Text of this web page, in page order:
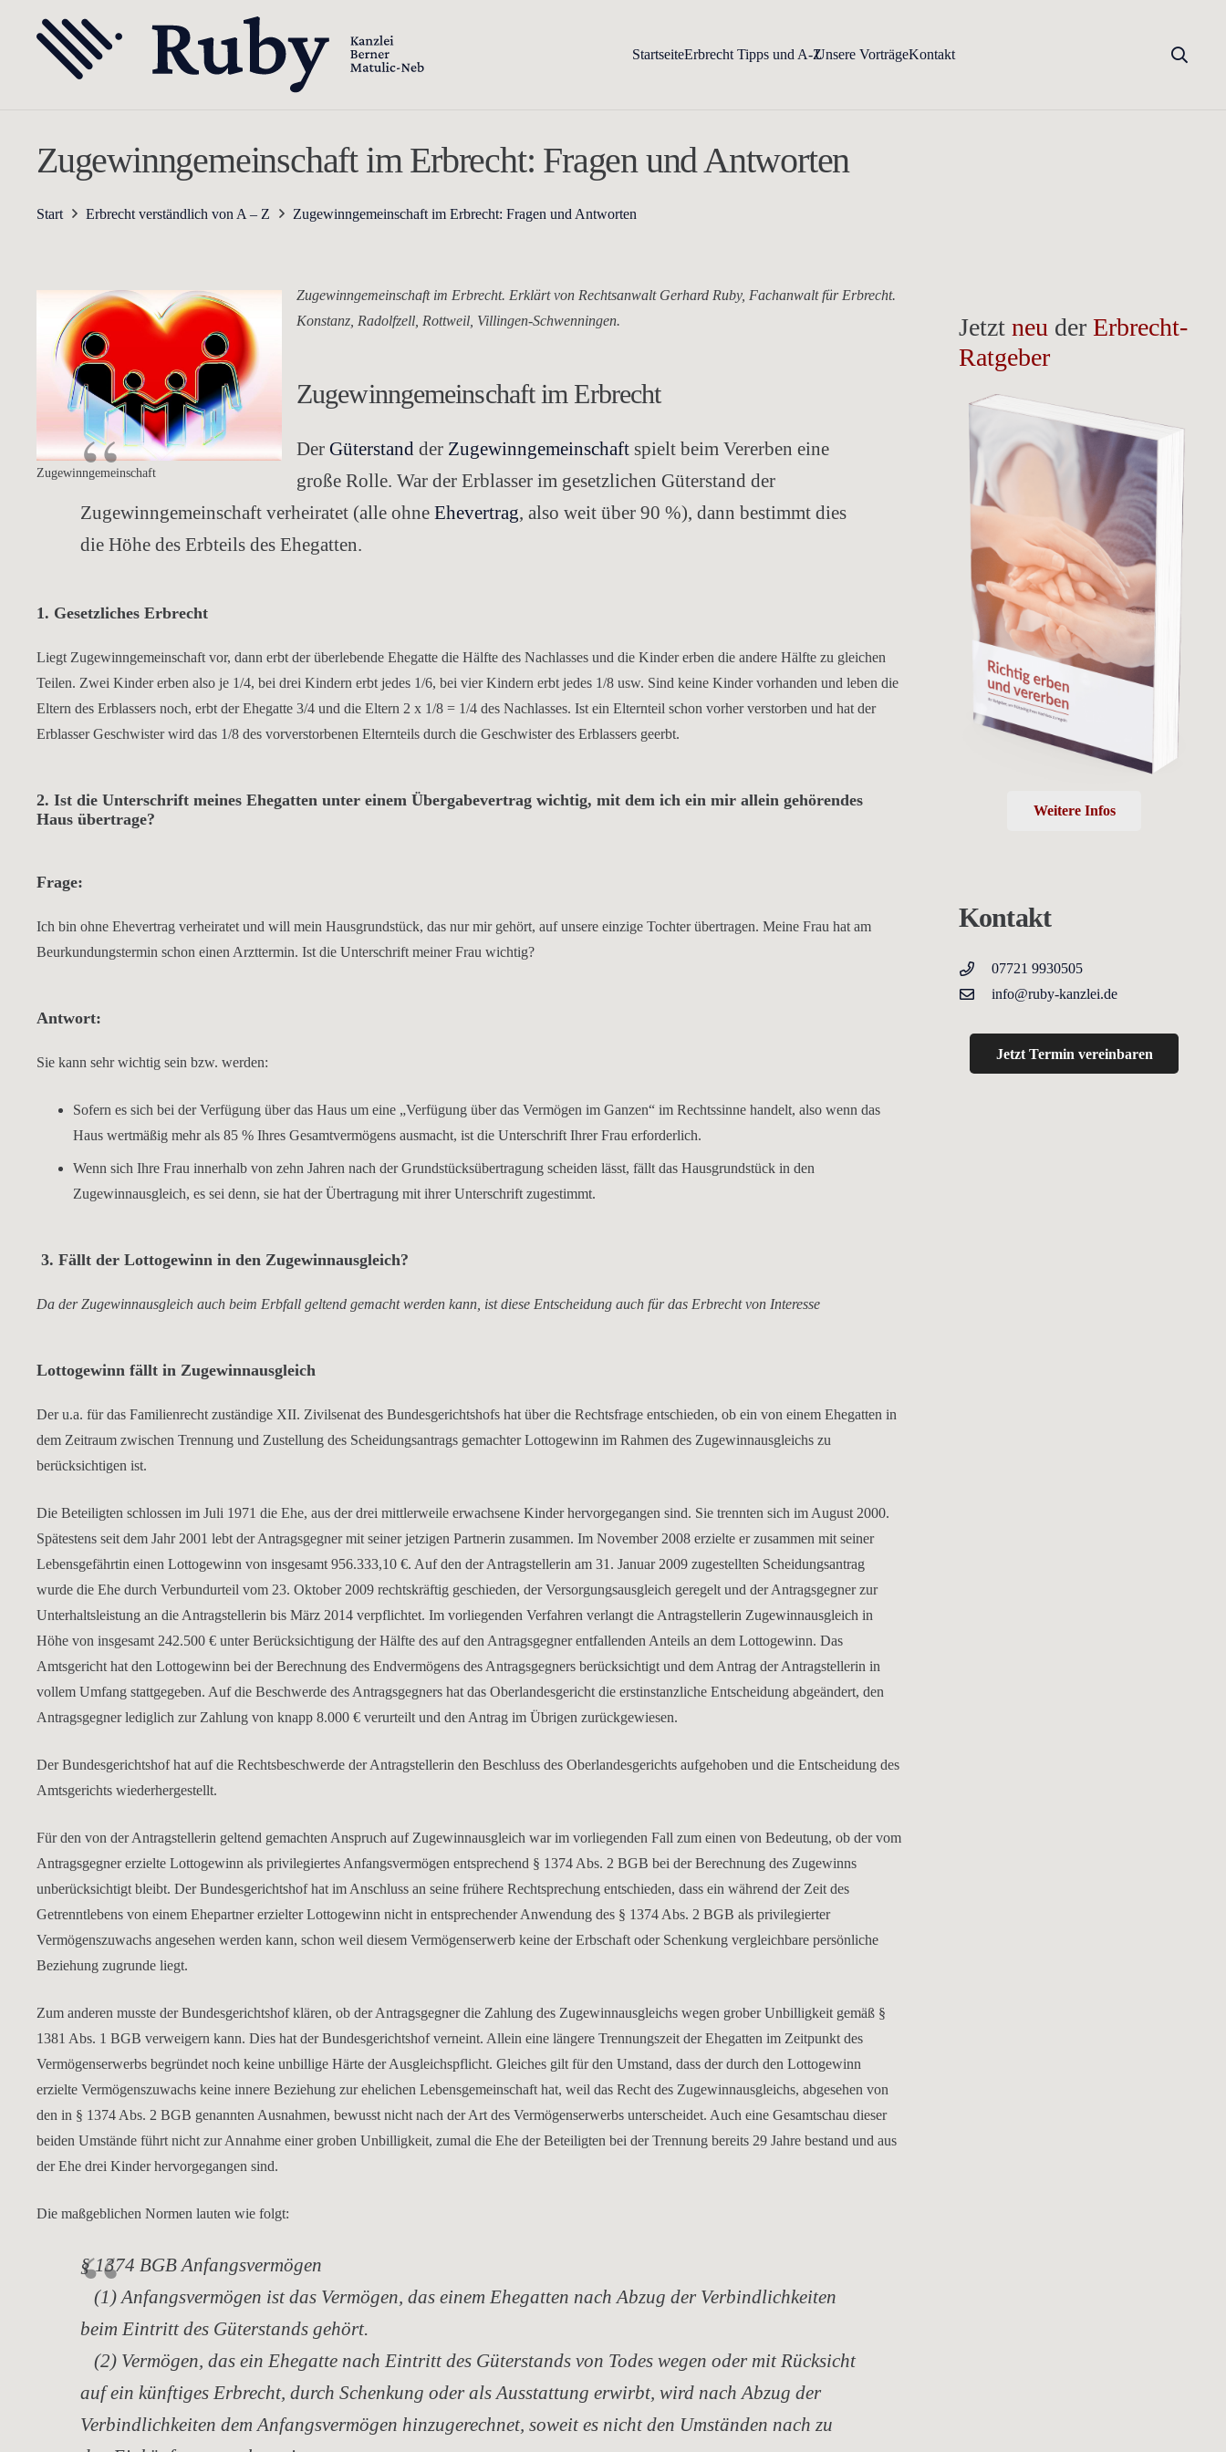
StartseiteErbrecht Tipps und A-ZUnsere VorträgeKontakt
Zugewinngemeinschaft im Erbrecht: Fragen und Antworten
Start Erbrecht verständlich von A – Z Zugewinngemeinschaft im Erbrecht: Fragen und Antworten
Zugewinngemeinschaft
Zugewinngemeinschaft im Erbrecht. Erklärt von Rechtsanwalt Gerhard Ruby, Fachanwalt für Erbrecht.
Konstanz, Radolfzell, Rottweil, Villingen-Schwenningen.
Zugewinngemeinschaft im Erbrecht
Der Güterstand der Zugewinngemeinschaft spielt beim Vererben eine
große Rolle. War der Erblasser im gesetzlichen Güterstand der
Zugewinngemeinschaft verheiratet (alle ohne Ehevertrag, also weit über 90 %), dann bestimmt dies
die Höhe des Erbteils des Ehegatten.
1. Gesetzliches Erbrecht
Liegt Zugewinngemeinschaft vor, dann erbt der überlebende Ehegatte die Hälfte des Nachlasses und die Kinder erben die andere Hälfte zu gleichen
Teilen. Zwei Kinder erben also je 1/4, bei drei Kindern erbt jedes 1/6, bei vier Kindern erbt jedes 1/8 usw. Sind keine Kinder vorhanden und leben die
Eltern des Erblassers noch, erbt der Ehegatte 3/4 und die Eltern 2 x 1/8 = 1/4 des Nachlasses. Ist ein Elternteil schon vorher verstorben und hat der
Erblasser Geschwister wird das 1/8 des vorverstorbenen Elternteils durch die Geschwister des Erblassers geerbt.
2. Ist die Unterschrift meines Ehegatten unter einem Übergabevertrag wichtig, mit dem ich ein mir allein gehörendes
Haus übertrage?
Frage:
Ich bin ohne Ehevertrag verheiratet und will mein Hausgrundstück, das nur mir gehört, auf unsere einzige Tochter übertragen. Meine Frau hat am
Beurkundungstermin schon einen Arzttermin. Ist die Unterschrift meiner Frau wichtig?
Antwort:
Sie kann sehr wichtig sein bzw. werden:
Sofern es sich bei der Verfügung über das Haus um eine „Verfügung über das Vermögen im Ganzen“ im Rechtssinne handelt, also wenn das
Haus wertmäßig mehr als 85 % Ihres Gesamtvermögens ausmacht, ist die Unterschrift Ihrer Frau erforderlich.
Wenn sich Ihre Frau innerhalb von zehn Jahren nach der Grundstücksübertragung scheiden lässt, fällt das Hausgrundstück in den
Zugewinnausgleich, es sei denn, sie hat der Übertragung mit ihrer Unterschrift zugestimmt.
3. Fällt der Lottogewinn in den Zugewinnausgleich?
Da der Zugewinnausgleich auch beim Erbfall geltend gemacht werden kann, ist diese Entscheidung auch für das Erbrecht von Interesse
Lottogewinn fällt in Zugewinnausgleich
Der u.a. für das Familienrecht zuständige XII. Zivilsenat des Bundesgerichtshofs hat über die Rechtsfrage entschieden, ob ein von einem Ehegatten in
dem Zeitraum zwischen Trennung und Zustellung des Scheidungsantrags gemachter Lottogewinn im Rahmen des Zugewinnausgleichs zu
berücksichtigen ist.
Die Beteiligten schlossen im Juli 1971 die Ehe, aus der drei mittlerweile erwachsene Kinder hervorgegangen sind. Sie trennten sich im August 2000.
Spätestens seit dem Jahr 2001 lebt der Antragsgegner mit seiner jetzigen Partnerin zusammen. Im November 2008 erzielte er zusammen mit seiner
Lebensgefährtin einen Lottogewinn von insgesamt 956.333,10 €. Auf den der Antragstellerin am 31. Januar 2009 zugestellten Scheidungsantrag
wurde die Ehe durch Verbundurteil vom 23. Oktober 2009 rechtskräftig geschieden, der Versorgungsausgleich geregelt und der Antragsgegner zur
Unterhaltsleistung an die Antragstellerin bis März 2014 verpflichtet. Im vorliegenden Verfahren verlangt die Antragstellerin Zugewinnausgleich in
Höhe von insgesamt 242.500 € unter Berücksichtigung der Hälfte des auf den Antragsgegner entfallenden Anteils an dem Lottogewinn. Das
Amtsgericht hat den Lottogewinn bei der Berechnung des Endvermögens des Antragsgegners berücksichtigt und dem Antrag der Antragstellerin in
vollem Umfang stattgegeben. Auf die Beschwerde des Antragsgegners hat das Oberlandesgericht die erstinstanzliche Entscheidung abgeändert, den
Antragsgegner lediglich zur Zahlung von knapp 8.000 € verurteilt und den Antrag im Übrigen zurückgewiesen.
Der Bundesgerichtshof hat auf die Rechtsbeschwerde der Antragstellerin den Beschluss des Oberlandesgerichts aufgehoben und die Entscheidung des
Amtsgerichts wiederhergestellt.
Für den von der Antragstellerin geltend gemachten Anspruch auf Zugewinnausgleich war im vorliegenden Fall zum einen von Bedeutung, ob der vom
Antragsgegner erzielte Lottogewinn als privilegiertes Anfangsvermögen entsprechend § 1374 Abs. 2 BGB bei der Berechnung des Zugewinns
unberücksichtigt bleibt. Der Bundesgerichtshof hat im Anschluss an seine frühere Rechtsprechung entschieden, dass ein während der Zeit des
Getrenntlebens von einem Ehepartner erzielter Lottogewinn nicht in entsprechender Anwendung des § 1374 Abs. 2 BGB als privilegierter
Vermögenszuwachs angesehen werden kann, schon weil diesem Vermögenserwerb keine der Erbschaft oder Schenkung vergleichbare persönliche
Beziehung zugrunde liegt.
Zum anderen musste der Bundesgerichtshof klären, ob der Antragsgegner die Zahlung des Zugewinnausgleichs wegen grober Unbilligkeit gemäß §
1381 Abs. 1 BGB verweigern kann. Dies hat der Bundesgerichtshof verneint. Allein eine längere Trennungszeit der Ehegatten im Zeitpunkt des
Vermögenserwerbs begründet noch keine unbillige Härte der Ausgleichspflicht. Gleiches gilt für den Umstand, dass der durch den Lottogewinn
erzielte Vermögenszuwachs keine innere Beziehung zur ehelichen Lebensgemeinschaft hat, weil das Recht des Zugewinnausgleichs, abgesehen von
den in § 1374 Abs. 2 BGB genannten Ausnahmen, bewusst nicht nach der Art des Vermögenserwerbs unterscheidet. Auch eine Gesamtschau dieser
beiden Umstände führt nicht zur Annahme einer groben Unbilligkeit, zumal die Ehe der Beteiligten bei der Trennung bereits 29 Jahre bestand und aus
der Ehe drei Kinder hervorgegangen sind.
Die maßgeblichen Normen lauten wie folgt:
§ 1374 BGB Anfangsvermögen
(1) Anfangsvermögen ist das Vermögen, das einem Ehegatten nach Abzug der Verbindlichkeiten
beim Eintritt des Güterstands gehört.
(2) Vermögen, das ein Ehegatte nach Eintritt des Güterstands von Todes wegen oder mit Rücksicht
auf ein künftiges Erbrecht, durch Schenkung oder als Ausstattung erwirbt, wird nach Abzug der
Verbindlichkeiten dem Anfangsvermögen hinzugerechnet, soweit es nicht den Umständen nach zu
Jetztneu derErbrecht-
Ratgeber
Weitere Infos
Kontakt
07721 9930505
info@ruby-kanzlei.de
Jetzt Termin vereinbaren